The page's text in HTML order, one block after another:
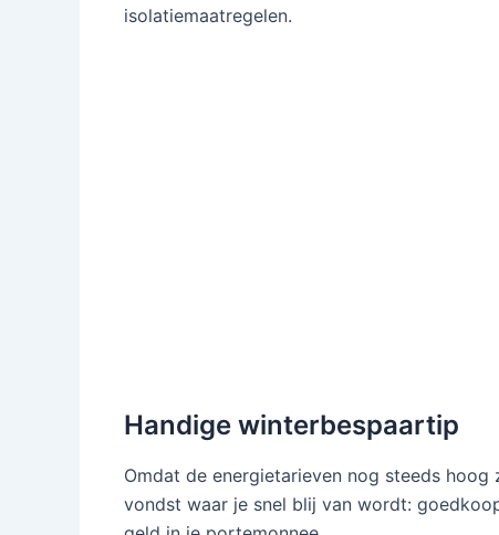
isolatiemaatregelen.
Handige winterbespaartip
Omdat de energietarieven nog steeds
vondst waar je snel blij van wordt: